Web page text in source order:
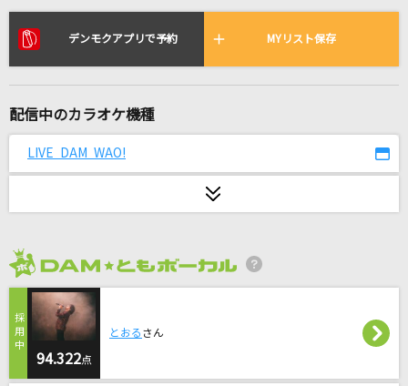
リアルタイムで歌われている曲の一覧
[生音]小さな恋のうた
ほんまやで☆なんでやねん☆しらんけど
コブクロ
JANE DOE(ビデオクリップバージョン)
デンモクアプリで予約 MYリスト保存
配信中のカラオケ機種
LIVE DAM WAO!
94.322点
とおる さん